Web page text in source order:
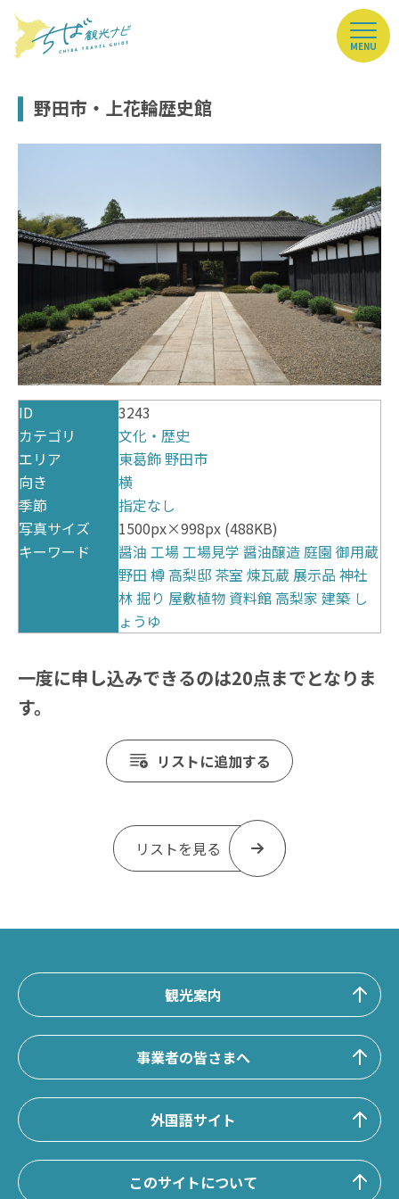
MENU
野田市・上花輪歴史館
ID
3243
カテゴリ
文化・歴史
エリア
東葛飾野田市
向き
横
季節
指定なし
写真サイズ
1500px×998px (488KB)
キーワード
醤油 工場 工場見学 醤油醸造庭園 御用蔵
野田 樽高梨邸 茶室 煉瓦蔵 展示品 神社
林掘り 屋敷植物 資料館高梨家 建築 し
ょうゆ
一度に申し込みできるのは20点までとなりま
す。
リストに追加する
リストを見る
観光案内
事業者の皆さまへ
外国語サイト
このサイトについて